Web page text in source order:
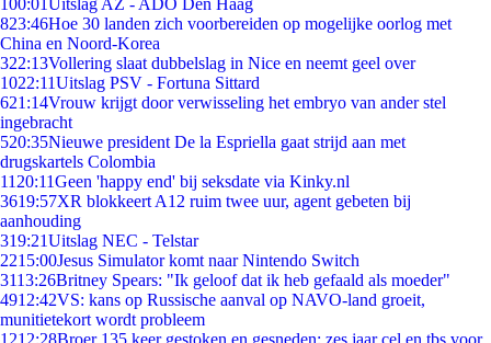
100:01Uitslag AZ - ADO Den Haag
823:46Hoe 30 landen zich voorbereiden op mogelijke oorlog met
China en Noord-Korea
322:13Vollering slaat dubbelslag in Nice en neemt geel over
1022:11Uitslag PSV - Fortuna Sittard
621:14Vrouw krijgt door verwisseling het embryo van ander stel
ingebracht
520:35Nieuwe president De la Espriella gaat strijd aan met
drugskartels Colombia
11 20:11Geen 'happy end' bij seksdate via Kinky.nl
3619:57XR blokkeert A12 ruim twee uur, agent gebeten bij
aanhouding
319:21Uitslag NEC - Telstar
2215:00Jesus Simulator komt naar Nintendo Switch
3113:26Britney Spears: "Ik geloof dat ik heb gefaald als moeder"
4912:42VS: kans op Russische aanval op NAVO-land groeit,
munitietekort wordt probleem
1212:28Broer 135 keer gestoken en gesneden: zes jaar cel en tbs voor